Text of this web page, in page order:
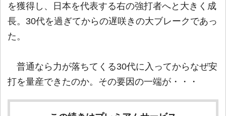
を獲得し、日本を代表する右の強打者へと大きく成
長。30代を過ぎてからの遅咲きの大ブレークであっ
た。
普通なら力が落ちてくる30代に入ってからなぜ安
打を量産できたのか。その要因の一端が・・・